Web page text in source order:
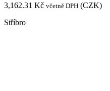
3,162.31 Kč včetně DPH (CZK)
Stříbro